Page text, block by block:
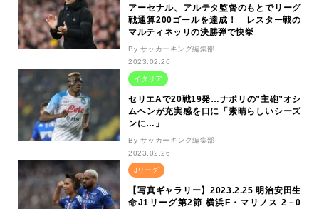
アーセナル、アルテタ監督のもとでリーグ
戦通算200ゴールを達成！ レスター戦の
マルティネッリの決勝弾で快挙
By サッカーキング編集部
2023.02.26
イタリア
セリエAで20戦19発…ナポリの”主砲”オシ
ムヘンが充実感を口に「素晴らしいシーズ
ンに…」
By サッカーキング編集部
2023.02.26
Jリーグ
【写真ギャラリー】2023.2.25 明治安田生
命J1リーグ第2節 横浜F・マリノス 2－0